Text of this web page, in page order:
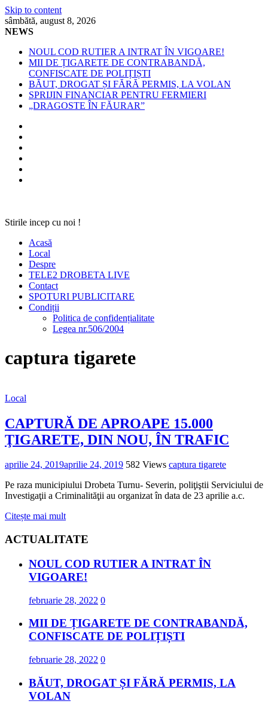
Skip to content
sâmbătă, august 8, 2026
NEWS
NOUL COD RUTIER A INTRAT ÎN VIGOARE!
MII DE ȚIGARETE DE CONTRABANDĂ,
CONFISCATE DE POLIȚIȘTI
BĂUT, DROGAT ȘI FĂRĂ PERMIS, LA VOLAN
SPRIJIN FINANCIAR PENTRU FERMIERI
„DRAGOSTE ÎN FĂURAR”
Stirile incep cu noi !
Acasă
Local
Despre
TELE2 DROBETA LIVE
Contact
SPOTURI PUBLICITARE
Condiții
Politica de confidențialitate
Legea nr.506/2004
captura tigarete
Local
CAPTURĂ DE APROAPE 15.000
ŢIGARETE, DIN NOU, ÎN TRAFIC
aprilie 24, 2019aprilie 24, 2019 582 Views captura tigarete
Pe raza municipiului Drobeta Turnu- Severin, poliţiştii Serviciului de
Investigaţii a Criminalităţii au organizat în data de 23 aprilie a.c.
Citește mai mult
ACTUALITATE
NOUL COD RUTIER A INTRAT ÎN
VIGOARE!
februarie 28, 2022 0
MII DE ȚIGARETE DE CONTRABANDĂ,
CONFISCATE DE POLIȚIȘTI
februarie 28, 2022 0
BĂUT, DROGAT ȘI FĂRĂ PERMIS, LA
VOLAN